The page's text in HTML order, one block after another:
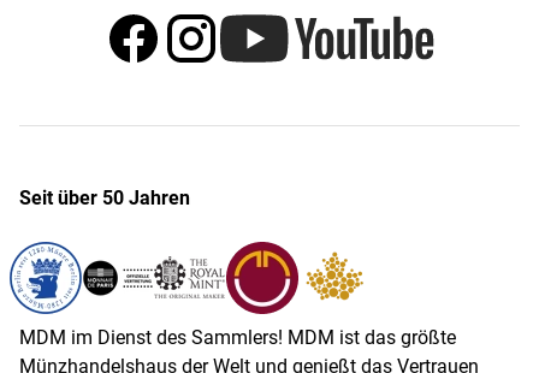
Seit über 50 Jahren
MDM im Dienst des Sammlers! MDM ist das größte
Münzhandelshaus der Welt und genießt das Vertrauen